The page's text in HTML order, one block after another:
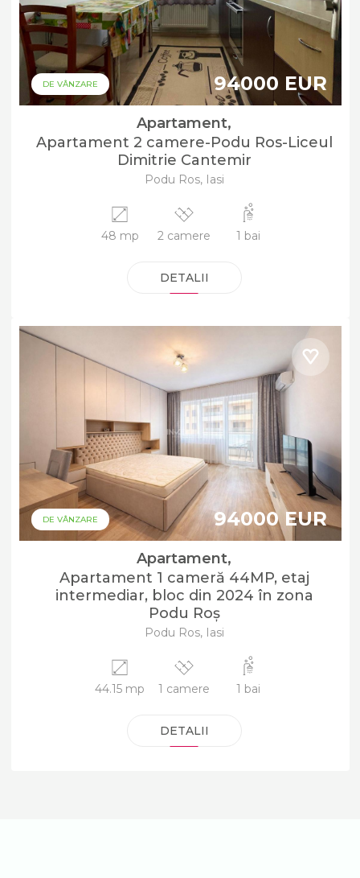
DE VÂNZARE 94000 EUR
Apartament,
Apartament 2 camere-Podu Ros-Liceul
Dimitrie Cantemir
Podu Ros, Iasi
48 mp 2 camere 1 bai
DETALII
DE VÂNZARE 94000 EUR
Apartament,
Apartament 1 cameră 44MP, etaj
intermediar, bloc din 2024 în zona
Podu Roș
Podu Ros, Iasi
44.15 mp 1 camere 1 bai
DETALII